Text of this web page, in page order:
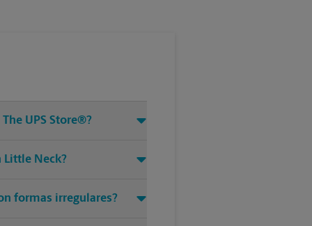
UPS Store®?
Little Neck?
formas irregulares?